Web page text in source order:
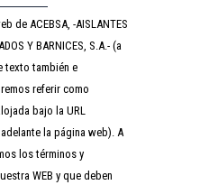
de ACEBSA, -AISLANTES
Y BARNICES, S.A.- (a
texto también e
referir como
bajo la URL
la página web). A
los términos y
WEB y que deben